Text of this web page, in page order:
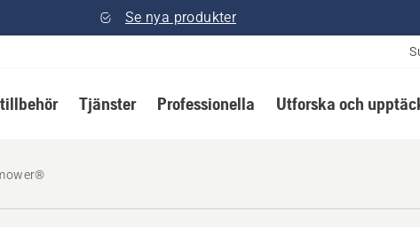
Se nya produkter
Tjänster Professionella Utforska och